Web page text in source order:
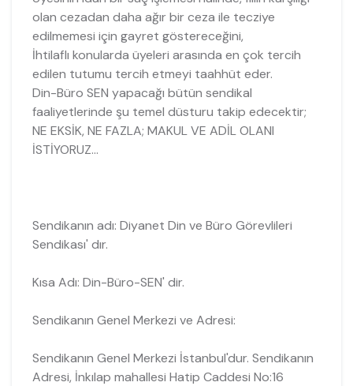
olan cezadan daha ağır bir ceza ile tecziye
edilmemesi için gayret göstereceğini,
İhtilaflı konularda üyeleri arasında en çok tercih
edilen tutumu tercih etmeyi taahhüt eder.
Din-Büro SEN yapacağı bütün sendikal
faaliyetlerinde şu temel düsturu takip edecektir;
NE EKSİK, NE FAZLA; MAKUL VE ADİL OLANI
İSTİYORUZ…
Sendikanın adı: Diyanet Din ve Büro Görevlileri
Sendikası' dır.
Kısa Adı: Din-Büro-SEN' dir.
Sendikanın Genel Merkezi ve Adresi:
Sendikanın Genel Merkezi İstanbul'dur. Sendikanın
Adresi, İnkılap mahallesi Hatip Caddesi No:16